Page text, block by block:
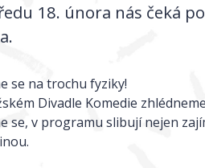
18. února nás čeká
se na trochu fyziky!
Divadle Komedie
se, v programu slibují nejen